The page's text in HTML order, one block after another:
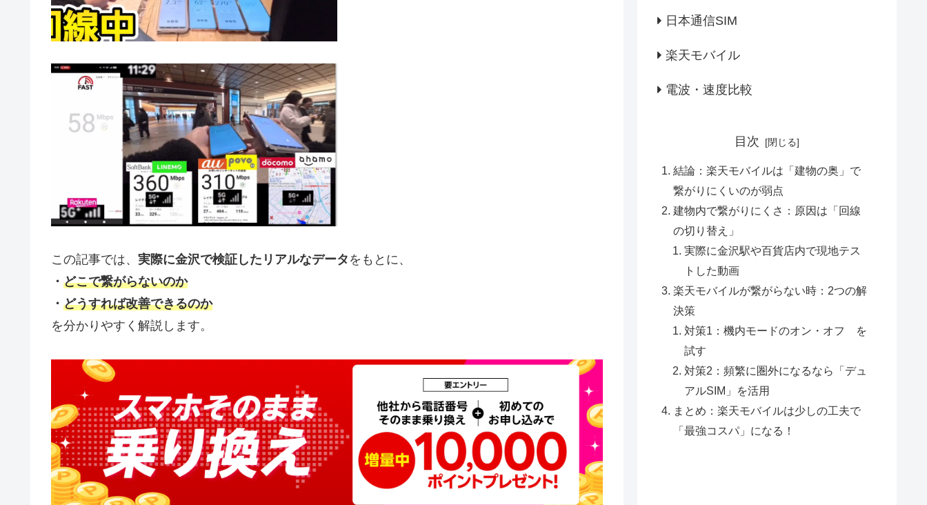
この記事では、 実際に金沢で検証したリアルなデータ をもとに、
・ どこで繋がらないのか
・ どうすれば改善できるのか
を分かりやすく解説します。
日本通信SIM
楽天モバイル
電波・速度比較
目次
結論：楽天モバイルは「建物の奥」で
繋がりにくいのが弱点
建物内で繋がりにくさ：原因は「回線
の切り替え」
実際に金沢駅や百貨店内で現地テス
トした動画
楽天モバイルが繋がらない時：2つの解
決策
対策1：機内モードのオン・オフ を
試す
対策2：頻繁に圏外になるなら「デュ
アルSIM」を活用
まとめ：楽天モバイルは少しの工夫で
「最強コスパ」になる！